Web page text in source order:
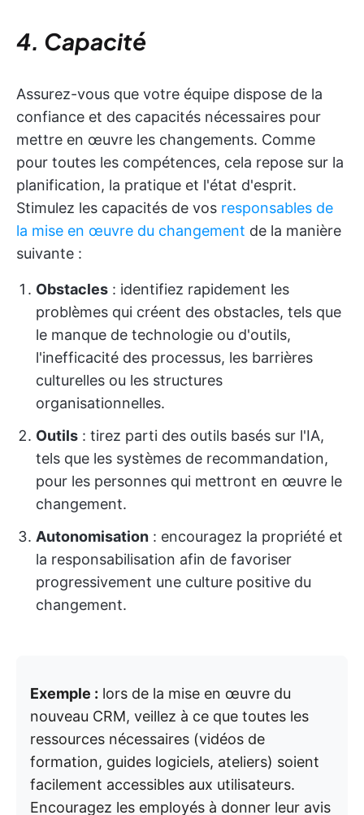
4. Capacité
Assurez-vous que votre équipe dispose de la
confiance et des capacités nécessaires pour
mettre en œuvre les changements. Comme
pour toutes les compétences, cela repose sur la
planification, la pratique et l'état d'esprit.
Stimulez les capacités de vos responsables de
la mise en œuvre du changement de la manière
suivante :
Obstacles : identifiez rapidement les
problèmes qui créent des obstacles, tels que
le manque de technologie ou d'outils,
l'inefficacité des processus, les barrières
culturelles ou les structures
organisationnelles.
Outils : tirez parti des outils basés sur l'IA,
tels que les systèmes de recommandation,
pour les personnes qui mettront en œuvre le
changement.
Autonomisation : encouragez la propriété et
la responsabilisation afin de favoriser
progressivement une culture positive du
changement.
Exemple : lors de la mise en œuvre du
nouveau CRM, veillez à ce que toutes les
ressources nécessaires (vidéos de
formation, guides logiciels, ateliers) soient
facilement accessibles aux utilisateurs.
Encouragez les employés à donner leur avis